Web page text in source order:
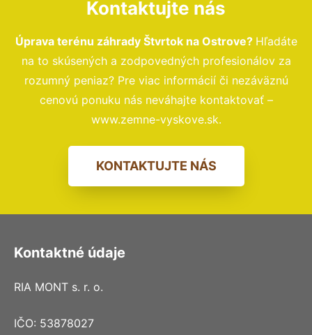
Kontaktujte nás
Úprava terénu záhrady Štvrtok na Ostrove? Hľadáte
na to skúsených a zodpovedných profesionálov za
rozumný peniaz? Pre viac informácií či nezáväznú
cenovú ponuku nás neváhajte kontaktovať –
www.zemne-vyskove.sk.
KONTAKTUJTE NÁS
Kontaktné údaje
RIA MONT s. r. o.
IČO: 53878027